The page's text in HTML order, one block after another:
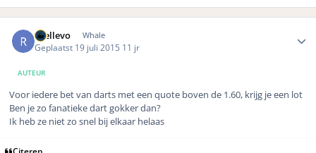
rhellevo Whale
Geplaatst 19 juli 2015 11 jr
AUTEUR
Voor iedere bet van darts met een quote boven de 1.60, krijg je een lot
Ben je zo fanatieke dart gokker dan?
Ik heb ze niet zo snel bij elkaar helaas
Citeren